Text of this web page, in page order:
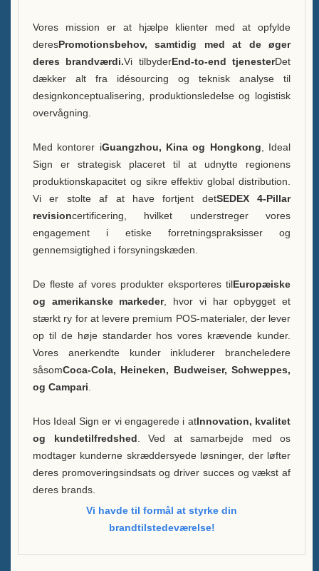
Vores mission er at hjælpe klienter med at opfylde
deresPromotionsbehov, samtidig med at de øger
deres brandværdi.Vi tilbyderEnd-to-end tjenesterDet
dækker alt fra idésourcing og teknisk analyse til
designkonceptualisering, produktionsledelse og logistisk
overvågning.
Med kontorer iGuangzhou, Kina og Hongkong , Ideal
Sign er strategisk placeret til at udnytte regionens
produktionskapacitet og sikre effektiv global distribution.
Vi er stolte af at have fortjent detSEDEX 4-Pillar
revisioncertificering, hvilket understreger vores
engagement i etiske forretningspraksisser og
gennemsigtighed i forsyningskæden.
De fleste af vores produkter eksporteres tilEuropæiske
og amerikanske markeder, hvor vi har opbygget et
stærkt ry for at levere premium POS-materialer, der lever
op til de høje standarder hos vores krævende kunder.
Vores anerkendte kunder inkluderer brancheledere
såsomCoca-Cola, Heineken, Budweiser, Schweppes,
og Campari
Hos Ideal Sign er vi engagerede i atInnovation, kvalitet
og kundetilfredshed . Ved at samarbejde med os
modtager kunderne skræddersyede løsninger, der løfter
deres promoveringsindsats og driver succes og vækst af
deres brands.
Vi havde til formål at styrke din
brandtilstedeværelse!